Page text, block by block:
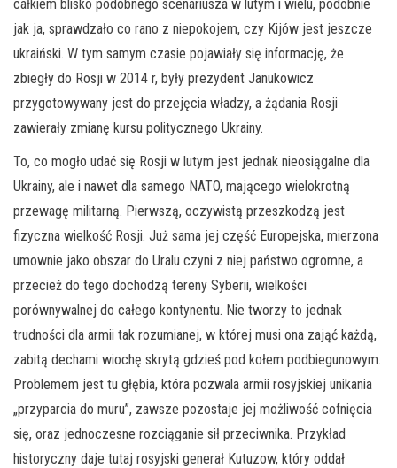
całkiem blisko podobnego scenariusza w lutym i wielu, podobnie
jak ja, sprawdzało co rano z niepokojem, czy Kijów jest jeszcze
ukraiński. W tym samym czasie pojawiały się informację, że
zbiegły do Rosji w 2014 r, były prezydent Janukowicz
przygotowywany jest do przejęcia władzy, a żądania Rosji
zawierały zmianę kursu politycznego Ukrainy.
To, co mogło udać się Rosji w lutym jest jednak nieosiągalne dla
Ukrainy, ale i nawet dla samego NATO, mającego wielokrotną
przewagę militarną. Pierwszą, oczywistą przeszkodzą jest
fizyczna wielkość Rosji. Już sama jej część Europejska, mierzona
umownie jako obszar do Uralu czyni z niej państwo ogromne, a
przecież do tego dochodzą tereny Syberii, wielkości
porównywalnej do całego kontynentu. Nie tworzy to jednak
trudności dla armii tak rozumianej, w której musi ona zająć każdą,
zabitą dechami wiochę skrytą gdzieś pod kołem podbiegunowym.
Problemem jest tu głębia, która pozwala armii rosyjskiej unikania
„przyparcia do muru”, zawsze pozostaje jej możliwość cofnięcia
się, oraz jednoczesne rozciąganie sił przeciwnika. Przykład
historyczny daje tutaj rosyjski generał Kutuzow, który oddał